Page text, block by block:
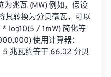
为兆瓦 (MW) 例如，假设
其转换为分贝毫瓦，可以
log10(5 / 1mW) 简化等
使用计算器：
兆瓦约等于 66.02 分贝